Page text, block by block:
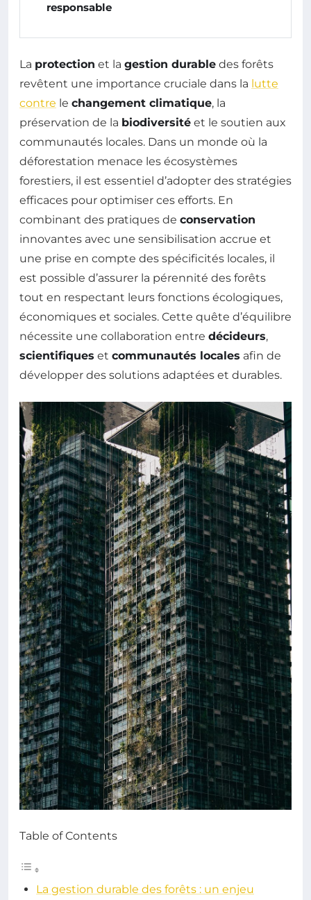
responsable
La protection et la gestion durable des forêts
revêtent une importance cruciale dans la lutte
contre le changement climatique, la
préservation de la biodiversité et le soutien aux
communautés locales. Dans un monde où la
déforestation menace les écosystèmes
forestiers, il est essentiel d’adopter des stratégies
efficaces pour optimiser ces efforts. En
combinant des pratiques de conservation
innovantes avec une sensibilisation accrue et
une prise en compte des spécificités locales, il
est possible d’assurer la pérennité des forêts
tout en respectant leurs fonctions écologiques,
économiques et sociales. Cette quête d’équilibre
nécessite une collaboration entre décideurs,
scientifiques et communautés locales afin de
développer des solutions adaptées et durables.
Table of Contents
La gestion durable des forêts : un enjeu